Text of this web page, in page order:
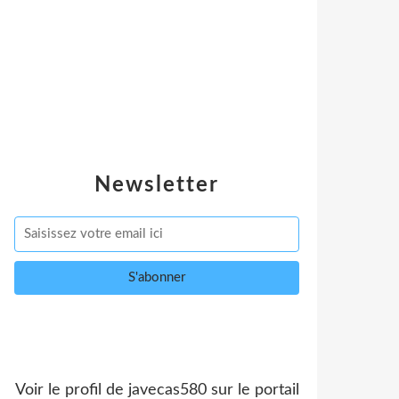
Newsletter
Voir le profil de javecas580sur le portail